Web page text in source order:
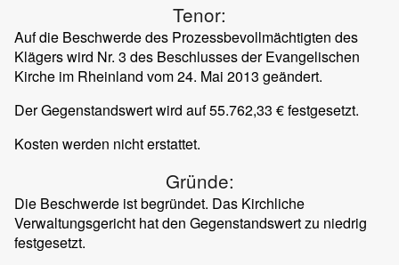
Tenor:
Auf die Beschwerde des Prozessbevollmächtigten des
Klägers wird Nr. 3 des Beschlusses der Evangelischen
Kirche im Rheinland vom 24. Mai 2013 geändert.
Der Gegenstandswert wird auf 55.762,33 € festgesetzt.
Kosten werden nicht erstattet.
Gründe:
Die Beschwerde ist begründet. Das Kirchliche
Verwaltungsgericht hat den Gegenstandswert zu niedrig
festgesetzt.